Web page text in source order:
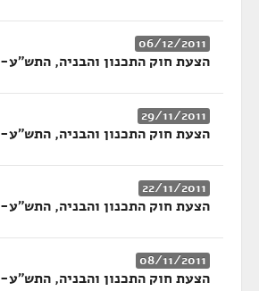
06/12/2011
הצעת חוק התכנון והבניה, התש"ע-2010
29/11/2011
הצעת חוק התכנון והבניה, התש"ע-2010
22/11/2011
הצעת חוק התכנון והבניה, התש"ע-2010
08/11/2011
הצעת חוק התכנון והבניה, התש"ע-2010